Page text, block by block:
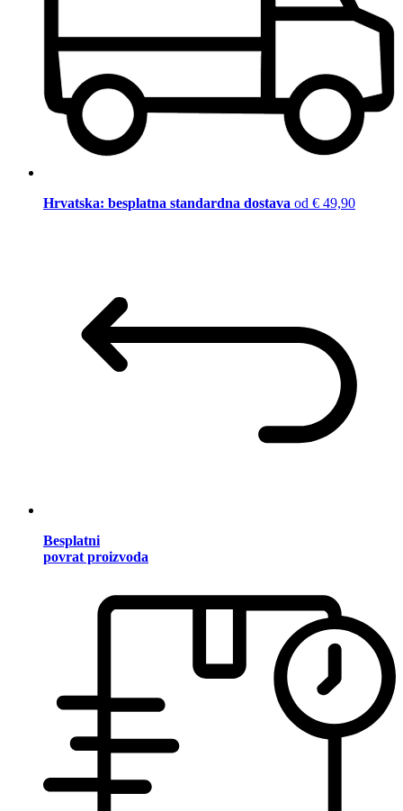
Hrvatska: besplatna standardna dostava od € 49,90
Besplatni
povrat proizvoda